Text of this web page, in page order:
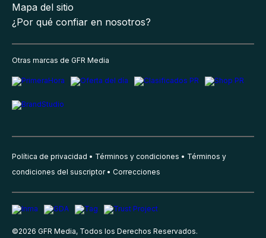
Mapa del sitio
¿Por qué confiar en nosotros?
Otras marcas de GFR Media
Política de privacidad Términos y condiciones
Términos y
condiciones del suscriptor
Correcciones
©2026 GFR Media, Todos los Derechos Reservados.